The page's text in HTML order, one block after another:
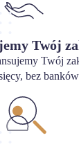
Twój
Twój
bez banków